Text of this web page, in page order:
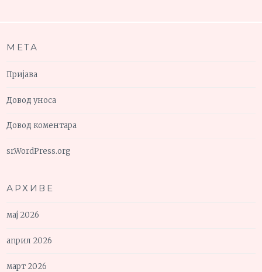
МЕТА
Пријава
Довод уноса
Довод коментара
sr.WordPress.org
АРХИВЕ
мај 2026
април 2026
март 2026